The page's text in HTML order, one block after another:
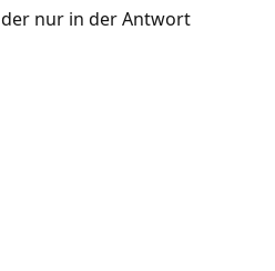
nur in der Antwort